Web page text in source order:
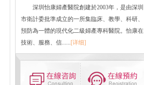
深圳怡康婦產醫院創建於2003年，是由深圳
市衛計委批準成立的一所集臨床、教學、科研、
預防為一體的現代化二級婦產專科醫院。怡康在
技術、服務、信...... [详细]